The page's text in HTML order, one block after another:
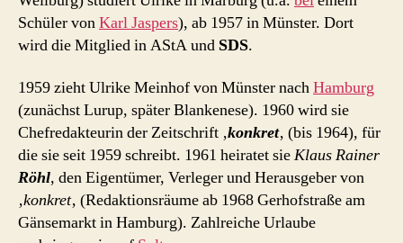
Schüler vonKarl Jaspers), ab 1957 in Münster. Dort
wird die Mitglied in AStA und SDS.
1959 zieht Ulrike Meinhof von Münster nachHamburg
(zunächst Lurup, später Blankenese). 1960 wird sie
Chefredakteurin der Zeitschrift ‚konkret‚ (bis 1964), für
die sie seit 1959 schreibt. 1961 heiratet sieKlaus Rainer
Röhl, den Eigentümer, Verleger und Herausgeber von
‚konkret‚ (Redaktionsräume ab 1968 Gerhofstraße am
Gänsemarkt in Hamburg). Zahlreiche Urlaube